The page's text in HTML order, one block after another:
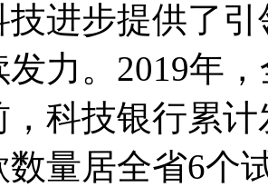
技进步提供了
力。 2019年
，科技银行累
数量居全省6个